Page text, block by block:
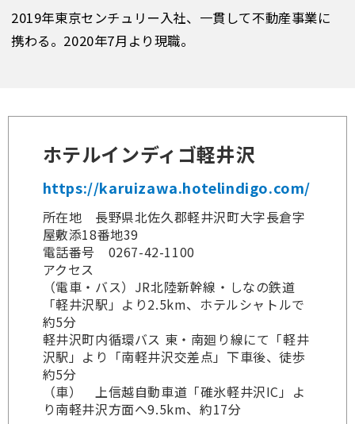
2019年東京センチュリー入社、一貫して不動産事業に
携わる。2020年7月より現職。
ホテルインディゴ軽井沢
https://karuizawa.hotelindigo.com/
所在地 長野県北佐久郡軽井沢町大字長倉字
屋敷添18番地39
電話番号 0267-42-1100
アクセス
（電車・バス）JR北陸新幹線‧しなの鉄道
「軽井沢駅」より2.5km、ホテルシャトルで
約5分
軽井沢町内循環バス 東・南廻り線にて「軽井
沢駅」より「南軽井沢交差点」下車後、徒歩
約5分
（車） 上信越自動車道「碓氷軽井沢IC」よ
り南軽井沢方面へ9.5km、約17分